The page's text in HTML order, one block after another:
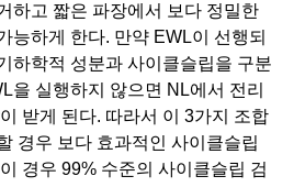
하고 짧은 파장에서 보다 정밀한
능하게 한다. 만약 EWL이 선행되
하학적 성분과 사이클슬립을 구분
을 실행하지 않으면 NL에서 전리
받게 된다. 따라서 이 3가지 조합
경우 보다 효과적인 사이클슬립
경우 99% 수준의 사이클슬립 검